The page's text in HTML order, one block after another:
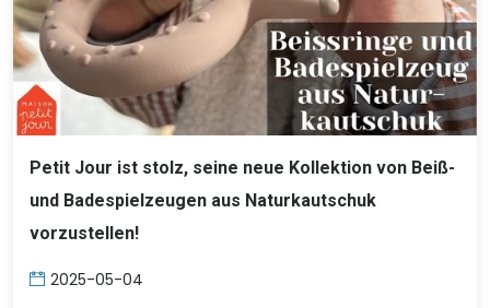
Petit Jour ist stolz, seine neue Kollektion von Beiß-
und Badespielzeugen aus Naturkautschuk
vorzustellen!
2025-05-04